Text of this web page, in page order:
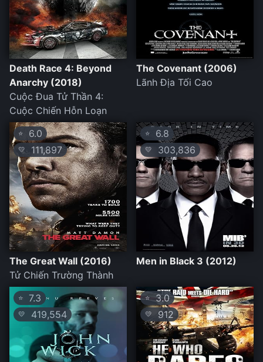
Death Race 4: Beyond
Anarchy (2018)
Cuộc Đua Tử Thần 4:
Cuộc Chiến Hỗn Loạn
The Covenant (2006)
Lãnh Địa Tối Cao
⭐ 6.0
💛 111,897
The Great Wall (2016)
Tử Chiến Trường Thành
⭐ 6.8
💛 303,836
Men in Black 3 (2012)
⭐ 7.3
💛 419,554
⭐ 3.0
💛 912